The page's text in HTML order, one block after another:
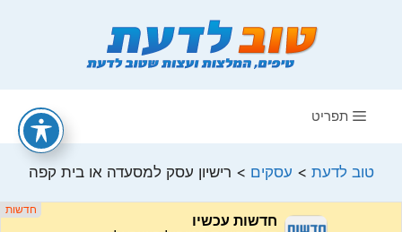
תפריט
טוב לדעת > עסקים > רישיון עסק למסעדה או בית קפה